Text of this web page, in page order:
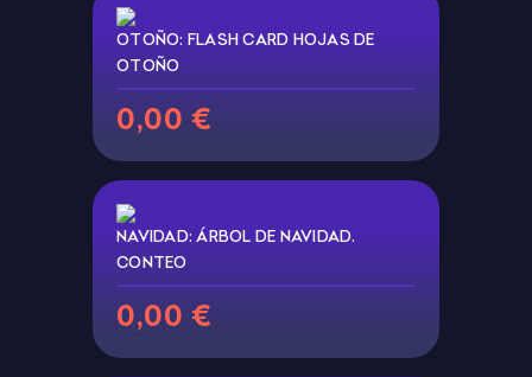
OTOÑO: FLASH CARD HOJAS DE
OTOÑO
0,00 €
NAVIDAD: ÁRBOL DE NAVIDAD.
CONTEO
0,00 €